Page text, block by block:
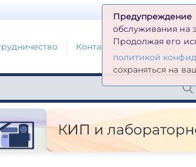
Предупреждение
обслуживания на
Продолжая его
политикой
сохраняться на
Контакты Глоссарий